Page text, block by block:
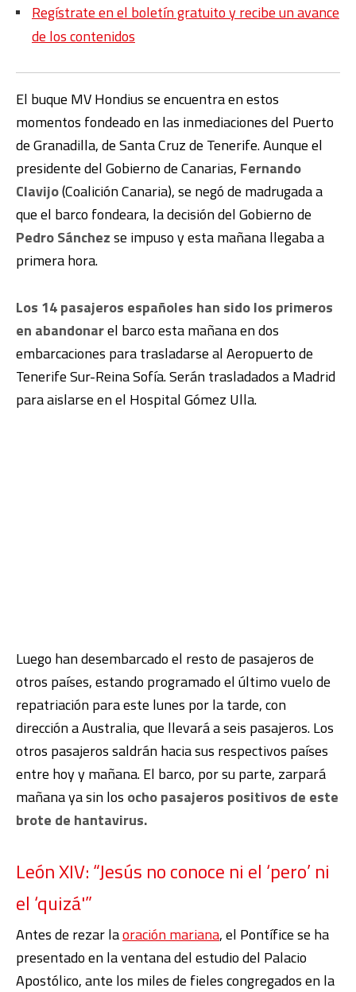
Regístrate en el boletín gratuito y recibe un avance
de los contenidos
El buque MV Hondius se encuentra en estos
momentos fondeado en las inmediaciones del Puerto
de Granadilla, de Santa Cruz de Tenerife. Aunque el
presidente del Gobierno de Canarias, Fernando
Clavijo(Coalición Canaria), se negó de madrugada a
que el barco fondeara, la decisión del Gobierno de
Pedro Sánchezse impuso y esta mañana llegaba a
primera hora.
Los 14 pasajeros españoles han sido los primeros
en abandonarel barco esta mañana en dos
embarcaciones para trasladarse al Aeropuerto de
Tenerife Sur-Reina Sofía. Serán trasladados a Madrid
para aislarse en el Hospital Gómez Ulla.
Luego han desembarcado el resto de pasajeros de
otros países, estando programado el último vuelo de
repatriación para este lunes por la tarde, con
dirección a Australia, que llevará a seis pasajeros. Los
otros pasajeros saldrán hacia sus respectivos países
entre hoy y mañana. El barco, por su parte, zarpará
mañana ya sin los ocho pasajeros positivos de este
brote de hantavirus.
León XIV: “Jesús no conoce ni el ‘pero’ ni
el ‘quizá'”
Antes de rezar laoración mariana, el Pontífice se ha
presentado en la ventana del estudio del Palacio
Apostólico, ante los miles de fieles congregados en la